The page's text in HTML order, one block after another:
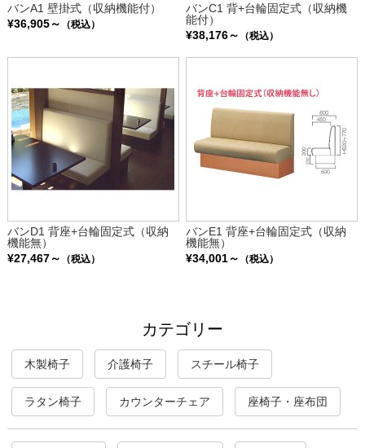
バンA1 壁掛式（収納機能付）
¥36,905～
（税込）
バンC1 背+台輪固定式（収納機
能付）
¥38,176～
（税込）
バンD1 背座+台輪固定式（収納
機能無）
¥27,467～
（税込）
バンE1 背座+台輪固定式（収納
機能無）
¥34,001～
（税込）
カテゴリー
木製椅子 介護椅子 スチール椅子
ラタン椅子 カウンターチェア 座椅子・座布団